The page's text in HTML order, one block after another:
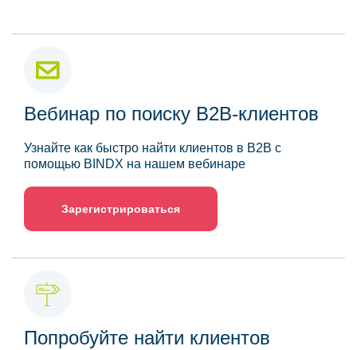
Вебинар по поиску B2B-клиентов
Узнайте как быстро найти клиентов в B2B с
помощью BINDX на нашем вебинаре
Зарегистрироваться
Попробуйте найти клиентов